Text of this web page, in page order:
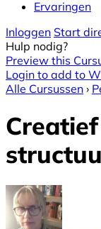
Ervaringen
Inloggen Start
Hulp nodig?
Preview this
Login to add to
Alle Cursussen ›